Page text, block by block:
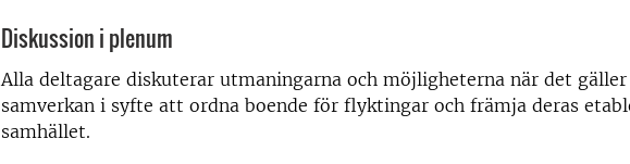
Diskussion i plenum
Alla deltagare diskuterar utmaningarna och möjligheterna när det gäller
samverkan i syfte att ordna boende för flyktingar och främja deras
samhället.